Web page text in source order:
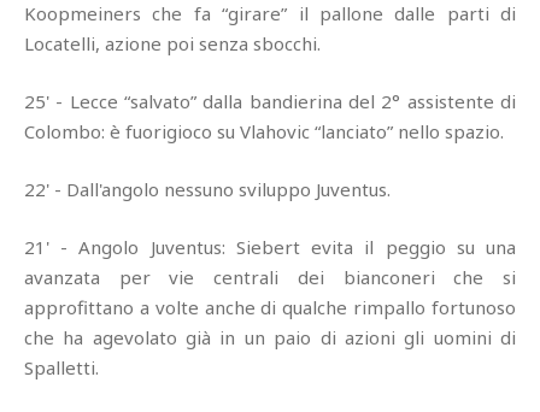
Koopmeiners che fa “girare” il pallone dalle parti di
Locatelli, azione poi senza sbocchi.
25' - Lecce “salvato” dalla bandierina del 2° assistente di
Colombo: è fuorigioco su Vlahovic “lanciato” nello spazio.
22' - Dall'angolo nessuno sviluppo Juventus.
21' - Angolo Juventus: Siebert evita il peggio su una
avanzata per vie centrali dei bianconeri che si
approfittano a volte anche di qualche rimpallo fortunoso
che ha agevolato già in un paio di azioni gli uomini di
Spalletti.